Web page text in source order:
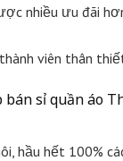
nhiều ưu đãi
bán sỉ quần áo
hầu hết 100%